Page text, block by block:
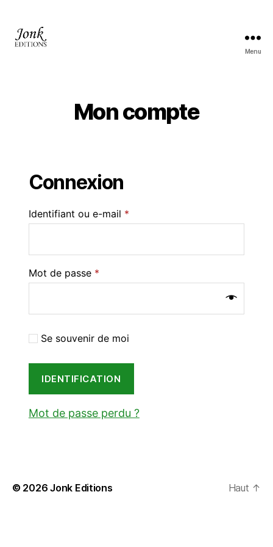
Menu
Mon compte
Connexion
Identifiant ou e-mail *
Mot de passe *
Se souvenir de moi
IDENTIFICATION
Mot de passe perdu ?
© 2026Jonk Editions Haut ↑